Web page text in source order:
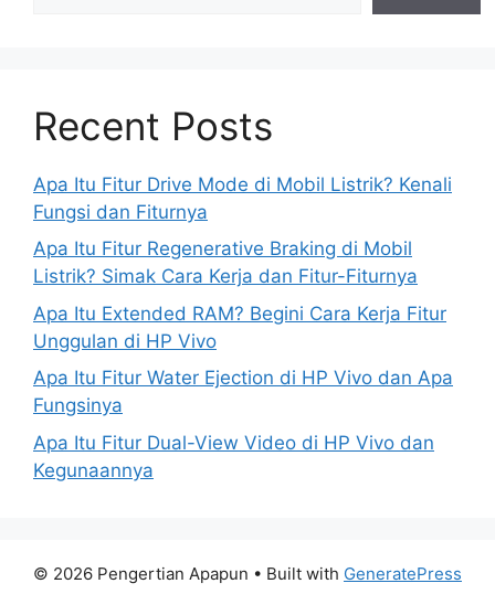
Recent Posts
Apa Itu Fitur Drive Mode di Mobil Listrik? Kenali
Fungsi dan Fiturnya
Apa Itu Fitur Regenerative Braking di Mobil
Listrik? Simak Cara Kerja dan Fitur-Fiturnya
Apa Itu Extended RAM? Begini Cara Kerja Fitur
Unggulan di HP Vivo
Apa Itu Fitur Water Ejection di HP Vivo dan Apa
Fungsinya
Apa Itu Fitur Dual-View Video di HP Vivo dan
Kegunaannya
© 2026 Pengertian Apapun • Built with GeneratePress